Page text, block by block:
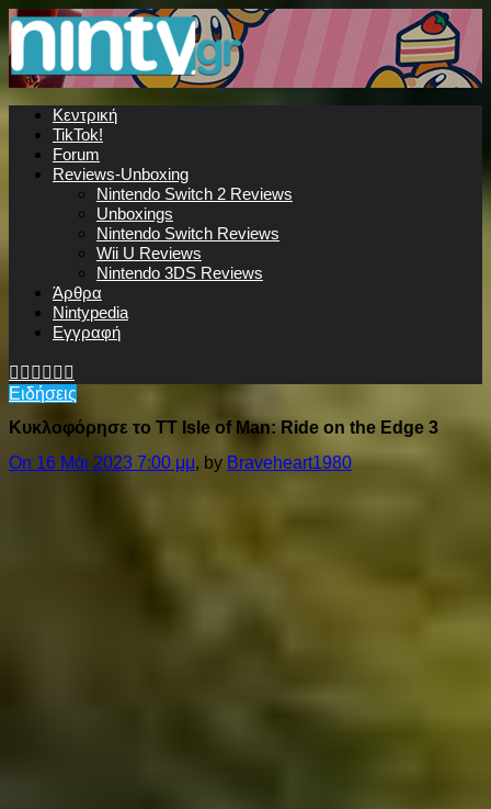
Κεντρική
TikTok!
Forum
Reviews-Unboxing
Nintendo Switch 2 Reviews
Unboxings
Nintendo Switch Reviews
Wii U Reviews
Nintendo 3DS Reviews
Άρθρα
Nintypedia
Εγγραφή
Ειδήσεις
Κυκλοφόρησε το TT Isle of Man: Ride on the Edge 3
On 16 Μάι 2023 7:00 μμ, by Braveheart1980